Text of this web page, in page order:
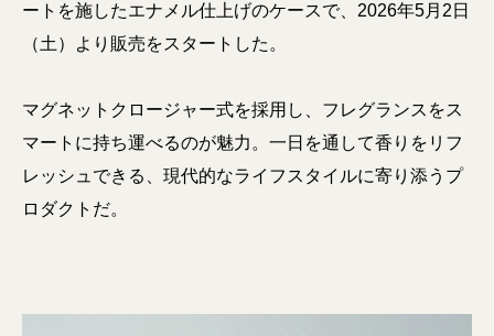
ートを施したエナメル仕上げのケースで、2026年5月2日
（土）より販売をスタートした。
マグネットクロージャー式を採用し、フレグランスをス
マートに持ち運べるのが魅力。一日を通して香りをリフ
レッシュできる、現代的なライフスタイルに寄り添うプ
ロダクトだ。